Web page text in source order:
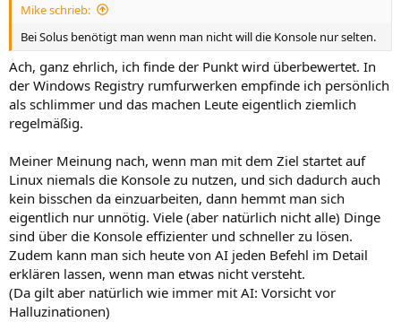
Mike schrieb:
Bei Solus benötigt man wenn man nicht will die Konsole nur selten.
Ach, ganz ehrlich, ich finde der Punkt wird überbewertet. In
der Windows Registry rumfurwerken empfinde ich persönlich
als schlimmer und das machen Leute eigentlich ziemlich
regelmäßig.
Meiner Meinung nach, wenn man mit dem Ziel startet auf
Linux niemals die Konsole zu nutzen, und sich dadurch auch
kein bisschen da einzuarbeiten, dann hemmt man sich
eigentlich nur unnötig. Viele (aber natürlich nicht alle) Dinge
sind über die Konsole effizienter und schneller zu lösen.
Zudem kann man sich heute von AI jeden Befehl im Detail
erklären lassen, wenn man etwas nicht versteht.
(Da gilt aber natürlich wie immer mit AI: Vorsicht vor
Halluzinationen)